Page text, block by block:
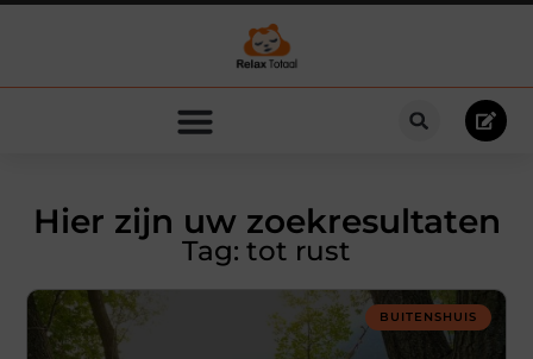
Hier zijn uw zoekresultaten
Tag: tot rust
BUITENSHUIS